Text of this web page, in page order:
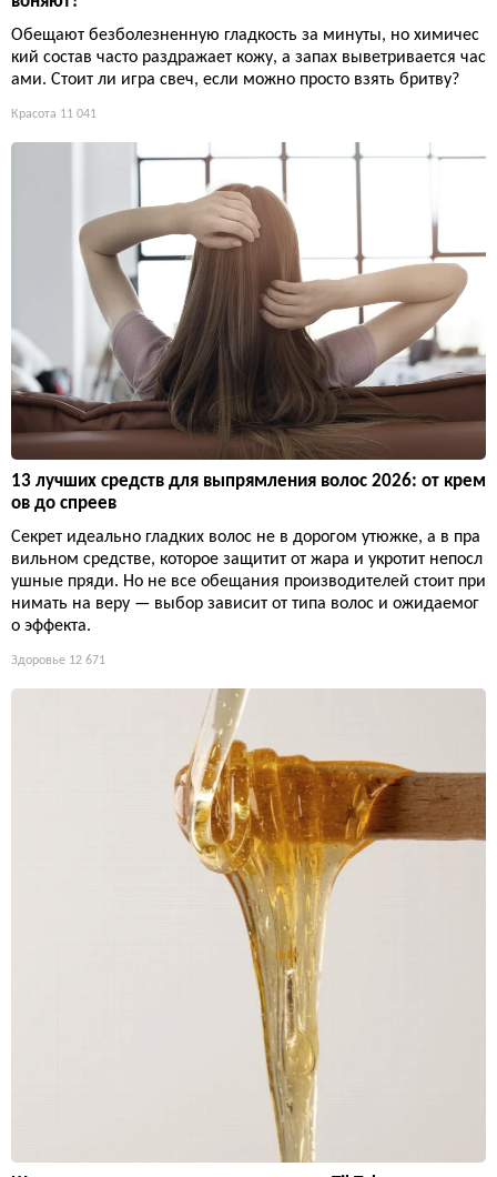
Обещают безболезненную гладкость за минуты, но химичес
кий состав часто раздражает кожу, а запах выветривается час
ами. Стоит ли игра свеч, если можно просто взять бритву?
Красота 11 041
13 лучших средств для выпрямления волос 2026: от крем
ов до спреев
Секрет идеально гладких волос не в дорогом утюжке, а в пра
вильном средстве, которое защитит от жара и укротит непосл
ушные пряди. Но не все обещания производителей стоит при
нимать на веру — выбор зависит от типа волос и ожидаемог
о эффекта.
Здоровье 12 671